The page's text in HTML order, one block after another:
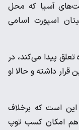
آسیا که محل
اسپورت اسامی
تعلق پیدا می‌کند، در
داشته و حالا او
این است که برخلاف
هم امکان کسب توپ